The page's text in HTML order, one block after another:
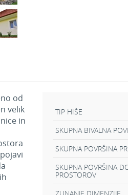
od
velik
in
TIP HIŠE
SKUPNA BIVALNA
SKUPNA POVRŠINA
SKUPNA POVRŠINA
PROSTOROV
ZUNANJE DIMENZIJE